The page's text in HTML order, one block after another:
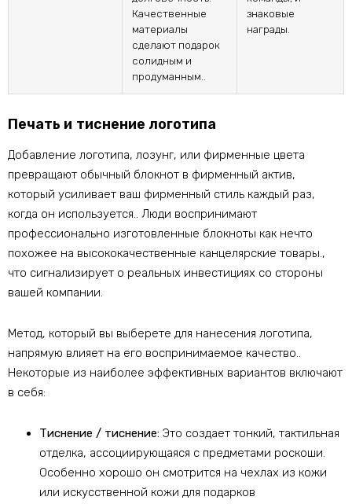
Качественные
материалы
сделают подарок
солидным и
продуманным..
знаковые
награды.
Печать и тиснение логотипа
Добавление логотипа, лозунг, или фирменные цвета
превращают обычный блокнот в фирменный актив,
который усиливает ваш фирменный стиль каждый раз,
когда он используется.. Люди воспринимают
профессионально изготовленные блокноты как нечто
похожее на высококачественные канцелярские товары.,
что сигнализирует о реальных инвестициях со стороны
вашей компании.
Метод, который вы выберете для нанесения логотипа,
напрямую влияет на его воспринимаемое качество..
Некоторые из наиболее эффективных вариантов включают
в себя:
Тиснение / тиснение: Это создает тонкий, тактильная
отделка, ассоциирующаяся с предметами роскоши.
Особенно хорошо он смотрится на чехлах из кожи
или искусственной кожи для подарков